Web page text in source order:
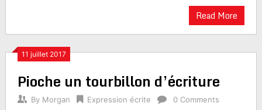
Read More
11 juillet 2017
Pioche un tourbillon d’écriture
By Morgan Expression écrite 0 Comments